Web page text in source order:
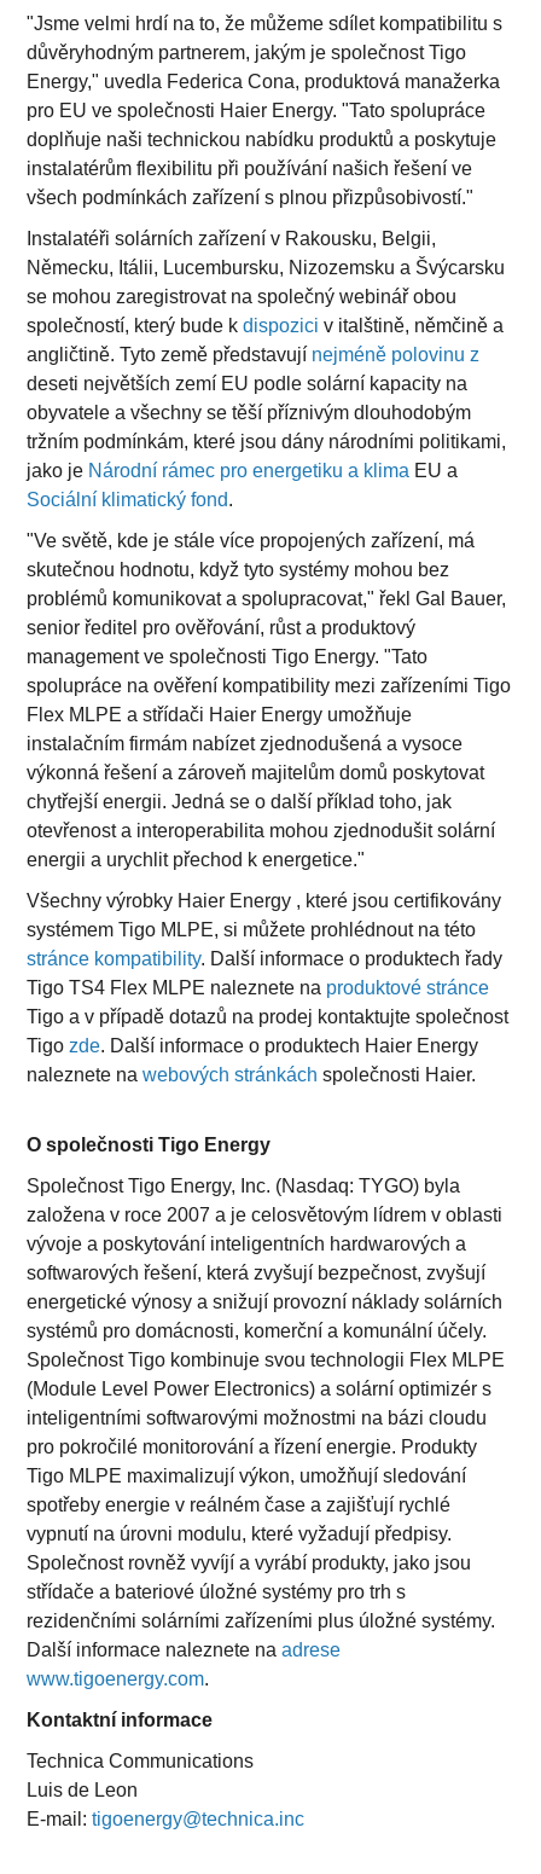
"Jsme velmi hrdí na to, že můžeme sdílet kompatibilitu s
důvěryhodným partnerem, jakým je společnost Tigo
Energy," uvedla Federica Cona, produktová manažerka
pro EU ve společnosti Haier Energy. "Tato spolupráce
doplňuje naši technickou nabídku produktů a poskytuje
instalatérům flexibilitu při používání našich řešení ve
všech podmínkách zařízení s plnou přizpůsobivostí."
Instalatéři solárních zařízení v Rakousku, Belgii,
Německu, Itálii, Lucembursku, Nizozemsku a Švýcarsku
se mohou zaregistrovat na společný webinář obou
společností, který bude kdispozici v italštině, němčině a
angličtině. Tyto země představují nejméně polovinu z
deseti největších zemí EU podle solární kapacity na
obyvatele a všechny se těší příznivým dlouhodobým
tržním podmínkám, které jsou dány národními politikami,
jako je Národní rámec pro energetiku a klima EU a
Sociální klimatický fond.
"Ve světě, kde je stále více propojených zařízení, má
skutečnou hodnotu, když tyto systémy mohou bez
problémů komunikovat a spolupracovat," řekl Gal Bauer,
senior ředitel pro ověřování, růst a produktový
management ve společnosti Tigo Energy. "Tato
spolupráce na ověření kompatibility mezi zařízeními Tigo
Flex MLPE a střídači Haier Energy umožňuje
instalačním firmám nabízet zjednodušená a vysoce
výkonná řešení a zároveň majitelům domů poskytovat
chytřejší energii. Jedná se o další příklad toho, jak
otevřenost a interoperabilita mohou zjednodušit solární
energii a urychlit přechod k energetice."
Všechny výrobky Haier Energy , které jsou certifikovány
systémem Tigo MLPE, si můžete prohlédnout na této
stránce kompatibility. Další informace o produktech řady
Tigo TS4 Flex MLPE naleznete na produktové stránce
Tigo a v případě dotazů na prodej kontaktujte společnost
Tigozde. Další informace o produktech Haier Energy
naleznete nawebových stránkách společnosti Haier.
O společnosti Tigo Energy
Společnost Tigo Energy, Inc. (Nasdaq: TYGO) byla
založena v roce 2007 a je celosvětovým lídrem v oblasti
vývoje a poskytování inteligentních hardwarových a
softwarových řešení, která zvyšují bezpečnost, zvyšují
energetické výnosy a snižují provozní náklady solárních
systémů pro domácnosti, komerční a komunální účely.
Společnost Tigo kombinuje svou technologii Flex MLPE
(Module Level Power Electronics) a solární optimizér s
inteligentními softwarovými možnostmi na bázi cloudu
pro pokročilé monitorování a řízení energie. Produkty
Tigo MLPE maximalizují výkon, umožňují sledování
spotřeby energie v reálném čase a zajišťují rychlé
vypnutí na úrovni modulu, které vyžadují předpisy.
Společnost rovněž vyvíjí a vyrábí produkty, jako jsou
střídače a bateriové úložné systémy pro trh s
rezidenčními solárními zařízeními plus úložné systémy.
Další informace naleznete naadrese
www.tigoenergy.com.
Kontaktní informace
Technica Communications
Luis de Leon
E-mail:tigoenergy@technica.inc